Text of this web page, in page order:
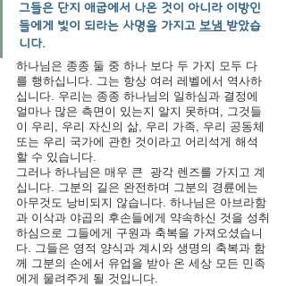
그들은 단지 애굽에서 나온 것이 아니라 이방인
들에게 빛이 되라는 사명을 가지고 보냄 받았습
니다.
하나님은 종종 둘 중 하나 보다 두 가지 모두 다
를 행하십니다. 그는 항상 여러 레벨에서 역사하
십니다. 우리는 종종 하나님의 일하심과 결정에
얼마나 많은 측면이 있는지 알지 못하며, 그것들
이 우리, 우리 자신의 삶, 우리 가족, 우리 공동체
또는 우리 국가에 관한 것이라고 어리석게 해석
할 수 있습니다.
그러나 하나님은 매우 큰  광각 렌즈를 가지고 계
십니다. 그분의 길은 완전하며 그분의 경륜에는
아무것도 낭비되지 않습니다. 하나님은 아브라함
과 이삭과 야곱의 후손들에게 약속하신 것을 성취
하심으로 그들에게 구원과 축복을 가져오셨습니
다.
그들은 영적 양식과 계시와 생명의 축복과 함
께 그분의 손에서 유업을 받아 온 세상 모든 민족
에게 물려주게 될 것입니다.